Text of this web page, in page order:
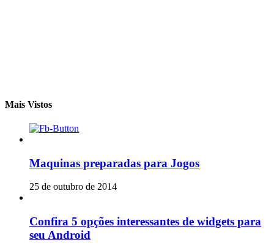
Mais Vistos
Maquinas preparadas para Jogos
25 de outubro de 2014
Confira 5 opções interessantes de widgets para
seu Android